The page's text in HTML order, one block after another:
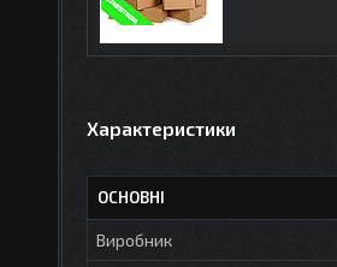
Характеристики
ОСНОВНІ
Виробник